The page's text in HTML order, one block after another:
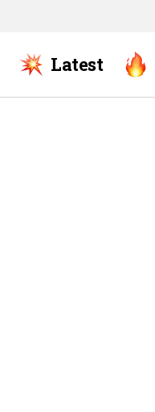
Latest